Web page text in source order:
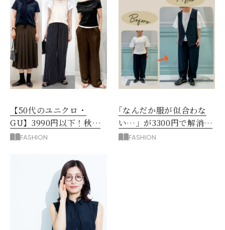
【50代のユニクロ・
GU】3990円以下！秋ま
ではける涼しげボトムス3
FASHION
｢なんだか服が似合わな
い…」が3300円で解消！
阪神梅田のサービスが神
FASHION